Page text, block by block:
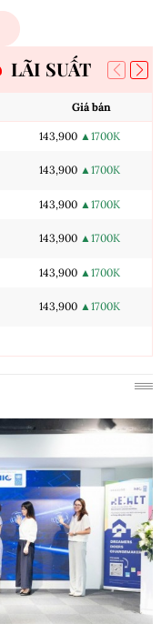
LÃI SUẤT
Giá bán
143,900 ▲1700K
143,900 ▲1700K
143,900 ▲1700K
143,900 ▲1700K
143,900 ▲1700K
143,900 ▲1700K